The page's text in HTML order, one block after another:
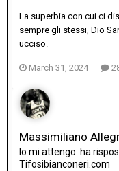
La superbia con cui ci
sempre gli stessi, Dio
ucciso.
March 31, 2024
Massimiliano
Io mi attengo. ha
Tifosibianconeri.com